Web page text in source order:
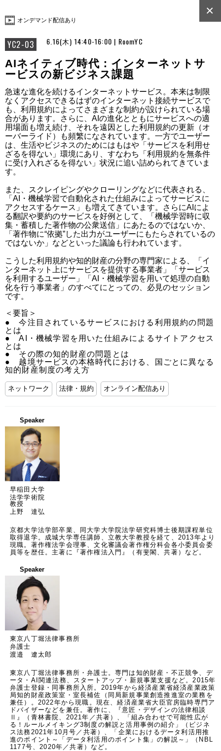
オンデマンド配信あり
YC2-03 6.16(木) 14:40-16:00 | RoomYC
×
AIネイティブ時代：インターネットサ
ービスの新ビジネス課題
急速な進化を続けるインターネットサービス。本来は制限
なくアクセスできるはずのインターネット接続サービスで
も、利用規約によってさまざまな制約が設けられている場
合があります。さらに、AIの進化とともにサービスへの適
用場面も増え続け、それを遠因とした利用規約の更新（オ
ーバーライド）も頻繁になされています。一方でユーザー
は、生活やビジネスのためにはもはや「サービスを利用せ
ざるを得ない」環境にあり、すなわち「利用規約を無条件
に受け入れざるを得ない」状況に追い詰められてきていま
す。
また、スクレイピングやクローリングなどに代表される、
「AI・機械学習で自動化された仕組みによってサービスに
アクセスするケース」も増えてきています。さらにAIによ
る翻訳や要約のサービスを好例として、「機械学習時に収
集・蓄積した著作物の公衆送信」にあたるのではないか、
「著作物に“依拠”した出力がユーザーにもたらされているの
ではないか」などといった議論も行われています。
こうした利用規約や知的財産の分野の専門家による、「イ
ンターネット上にサービスを提供する事業者」「サービス
を利用するユーザー」「AI・機械学習を用いて処理の自動
化を行う事業者」のすべてにとっての、必見のセッション
です。
＜要旨＞
●　今注目されているサービスにおける利用規約の問題
とは
●　AI・機械学習を用いた仕組みによるサイトアクセス
とは
●　その際の知的財産の問題とは
●　越境サービスの本格時代における、国ごとに異なる
知的財産制度の考え方
ネットワーク 法律・規約 オンライン配信あり
Speaker
早稲田大学
法学学術院
教授
上野 達弘
京都大学法学部卒業、同大学大学院法学研究科博士後期課程単位
取得退学。成城大学専任講師、立教大学教授を経て、2013年より
現職。著作権法学会理事、文化審議会著作権分科会各小委員会委
員等を歴任。主著に『著作権法入門』（有斐閣、共著）など。
Speaker
東京八丁堀法律事務所
弁護士
渡邉 遼太郎
東京八丁堀法律事務所・弁護士。専門は知的財産・不正競争、デ
ータ・AI関連法務、スタートアップ・新規事業支援など。2015年
弁護士登録・同事務所入所。2019年から経済産業省経済産業政策
局知的財産政策室・室長補佐（同局新規事業創造推進室の業務を
兼任）。2022年から現職。現在、経済産業省大臣官房臨時専門ア
ドバイザーなどを兼任。著作に、『意匠・デザインの法律相談
Ⅱ』（青林書院、2021年／共著）、「組み合わせで可能性広が
る！ルールメイキング3制度の解説と活用事例の紹介」（ビジネ
ス法務2021年10月号／共著）、「企業におけるデータ利活用推
進のポイント～「データ利活用のポイント集」の解説～」（NBL
1177号、2020年／共著）など。